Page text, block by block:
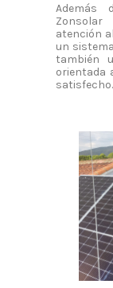
Además
atención
un
también
orientada
satisfecho.